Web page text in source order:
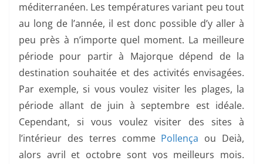
méditerranéen. Les températures variant peu tout
au long de l’année, il est donc possible d’y aller à
peu près à n’importe quel moment. La meilleure
période pour partir à Majorque dépend de la
destination souhaitée et des activités envisagées.
Par exemple, si vous voulez visiter les plages, la
période allant de juin à septembre est idéale.
Cependant, si vous voulez visiter des sites à
l’intérieur des terres comme Pollença ou Deià,
alors avril et octobre sont vos meilleurs mois.